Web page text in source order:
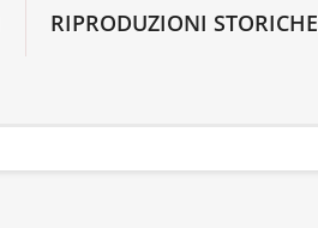
RIPRODUZIONI STORICHE